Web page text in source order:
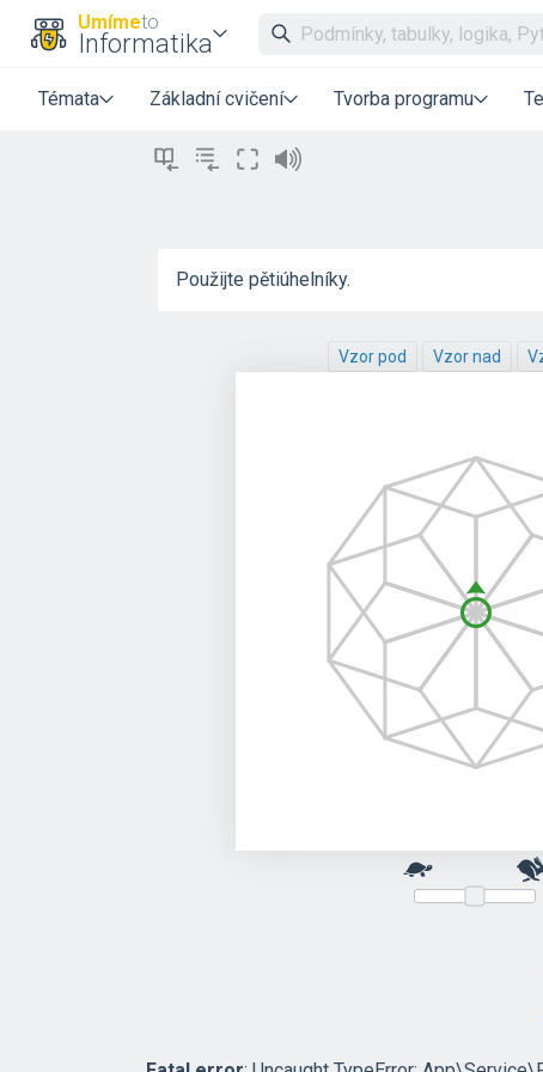
Umímeto
Informatika
Témata Základní cvičení Tvorba programu
Použijte pětiúhelníky.
Vzor pod Vzor nad